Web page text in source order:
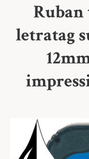
letratag